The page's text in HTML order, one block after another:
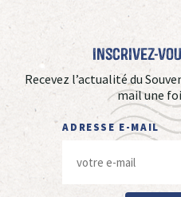
Inscrivez-
Recevez l’actualité du
mail une
ADRESSE E-MAIL